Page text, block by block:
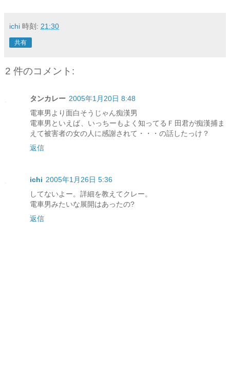
ichi 時刻: 21:30
共有
2 件のコメント:
タンカレー 2005年1月20日 8:48
電車男より面白そうじゃん痴漢男
電車男といえば、いっちーもよく知ってるＦ田君が痴漢捕ま
えて被害者の女の人に感謝されて・・・の話したっけ？
返信
ichi 2005年1月26日 5:36
してないよー。詳細を教えてクレー。
電車男みたいな展開はあったの?
返信